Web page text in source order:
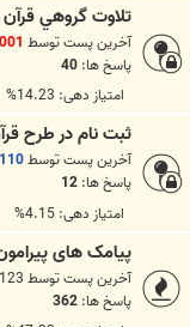
تلاوت گروهي
آخرین پست توسط
پاسخ ها: 40
امتیاز دهی: 14.23%
ثبت نام در طرح
آخرین پست توسط110
پاسخ ها: 12
امتیاز دهی: 4.15%
پیامک های
آخرین پست توسط
پاسخ ها: 362